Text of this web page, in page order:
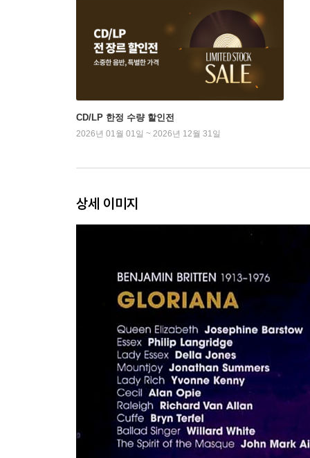
CD/LP 한정 수량 할인전
2026년 01월 01일 ~ 2026년 12월 31일
상세 이미지